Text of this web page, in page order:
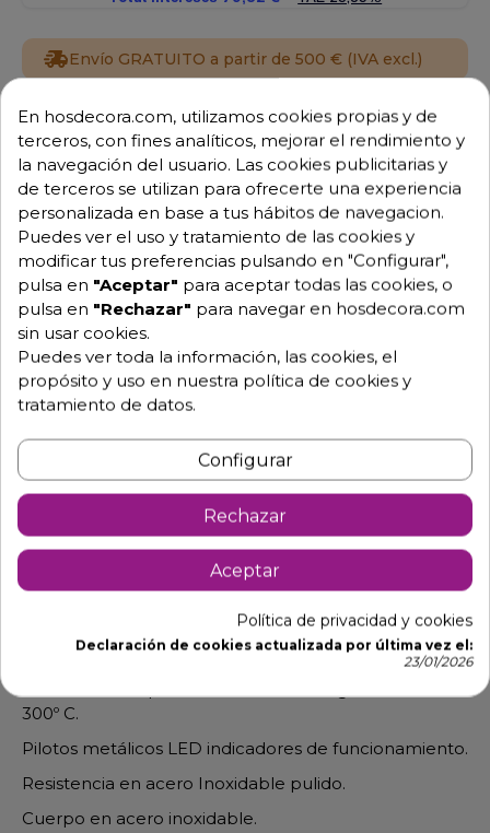
Envío GRATUITO a partir de 500 € (IVA excl.)
Equipo de expertos a tu servicio.
Garantía mínima de 1 año.
Pago 100% seguro.
Consulta tus dudas con nosotros.
976 25 59 91
info@hosdecora.com
Hablemos
Pide tu presupuesto
Detalles de producto
Plancha eléctrica con placa en acero rectificada
300º C.
Pilotos metálicos LED indicadores de funcionamiento.
Resistencia en acero Inoxidable pulido.
Cuerpo en acero inoxidable.
En hosdecora.com, utilizamos cookies propias y de
terceros, con fines analíticos, mejorar el rendimiento y
la navegación del usuario. Las cookies publicitarias y
de terceros se utilizan para ofrecerte una experiencia
personalizada en base a tus hábitos de navegacion.
Puedes ver el uso y tratamiento de las cookies y
modificar tus preferencias pulsando en "Configurar",
pulsa en "Aceptar" para aceptar todas las cookies, o
pulsa en "Rechazar" para navegar en hosdecora.com
sin usar cookies.
Puedes ver toda la información, las cookies, el
propósito y uso en nuestra política de cookies y
tratamiento de datos.
Configurar
Rechazar
Aceptar
Política de privacidad y cookies
Declaración de cookies actualizada por última vez el:
23/01/2026